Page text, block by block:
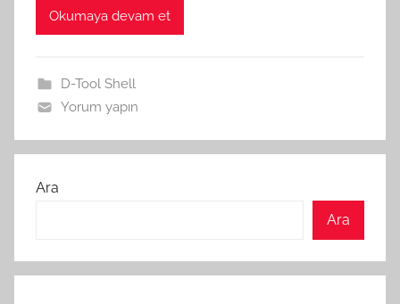
Okumaya devam et
D-Tool Shell
Yorum yapın
Ara
Ara